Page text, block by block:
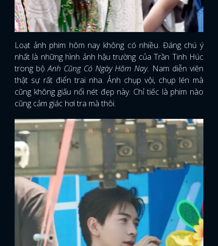
Loạt ảnh phim hôm nay không có nhiều. Đáng chú ý
nhất là những hình ảnh hậu trường của Trần Tinh Húc
trong bộAnh Cũng Có Ngày Hôm Nay. Nam diễn viên
thật sự rất điển trai nha. Ảnh chụp vội, chụp lén mà
cũng không giấu nổi nét đẹp này. Chỉ tiếc là phim nào
cũng cảm giác hơi tra mà thôi.